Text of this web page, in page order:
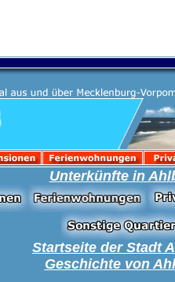
Unterkünfte in
Startseite der Stadt
Geschichte von